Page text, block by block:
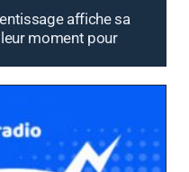
affiche sa
moment pour